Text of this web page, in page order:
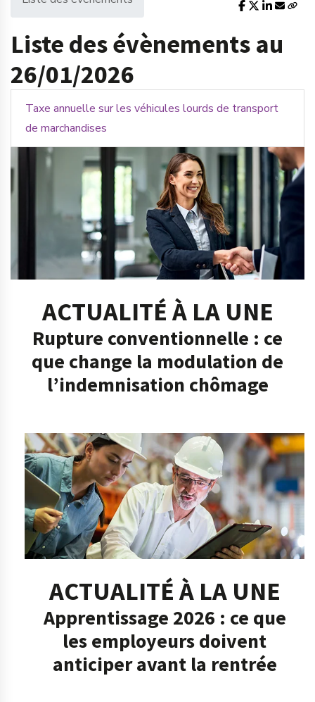
Liste des évènements au
26/01/2026
Taxe annuelle sur les véhicules lourds de transport
de marchandises
ACTUALITÉ À LA UNE
Rupture conventionnelle : ce
que change la modulation de
l’indemnisation chômage
ACTUALITÉ À LA UNE
Apprentissage 2026 : ce que
les employeurs doivent
anticiper avant la rentrée